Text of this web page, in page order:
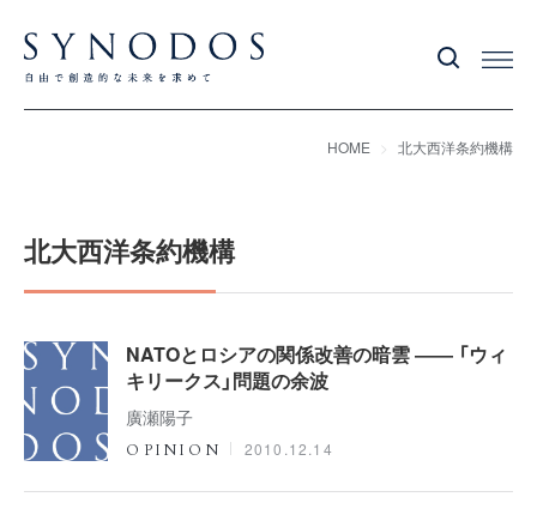
HOME 北大西洋条約機構
北大西洋条約機構
NATOとロシアの関係改善の暗雲 ―― 「ウィ
キリークス」問題の余波
廣瀬陽子
OPINION 2010.12.14